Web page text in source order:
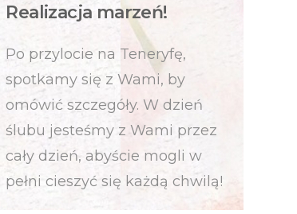
Realizacja marzeń!
Po przylocie na Teneryfę,
spotkamy się z Wami, by
omówić szczegóły. W dzień
ślubu jesteśmy z Wami przez
cały dzień, abyście mogli w
pełni cieszyć się każdą chwilą!